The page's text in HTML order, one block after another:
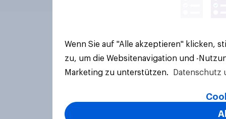
Wenn Sie auf "Alle akzeptieren" klicken,
zu, um die Websitenavigation und -
Marketing zu unterstützen.
Datenschutz